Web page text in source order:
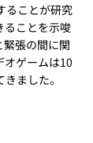
ることが研究
ることを示唆
緊張の間に関
オゲームは10
ました。